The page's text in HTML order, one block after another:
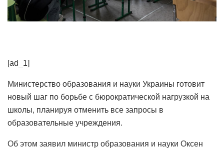
[ad_1]
Министерство образования и науки Украины готовит
новый шаг по борьбе с бюрократической нагрузкой на
школы, планируя отменить все запросы в
образовательные учреждения.
Об этом заявил министр образования и науки Оксен